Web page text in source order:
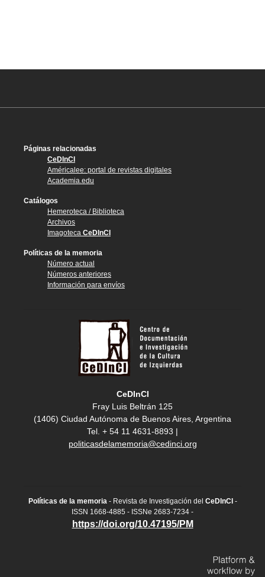
Páginas relacionadas
CeDInCI
Américalee: portal de revistas digitales
Academia.edu
Catálogos
Hemeroteca / Biblioteca
Archivos
Imagoteca CeDInCI
Políticas de la memoria
Número actual
Números anteriores
Información para envíos
CeDInCI
Fray Luis Beltrán 125
(1406) Ciudad Autónoma de Buenos Aires, Argentina
Tel. + 54 11 4631-8893 |
politicasdelamemoria@cedinci.org
Políticas de la memoria- Revista de Investigación del CeDInCI -
ISSN 1668-4885 - ISSNe 2683-7234 -
https://doi.org/10.47195/PM